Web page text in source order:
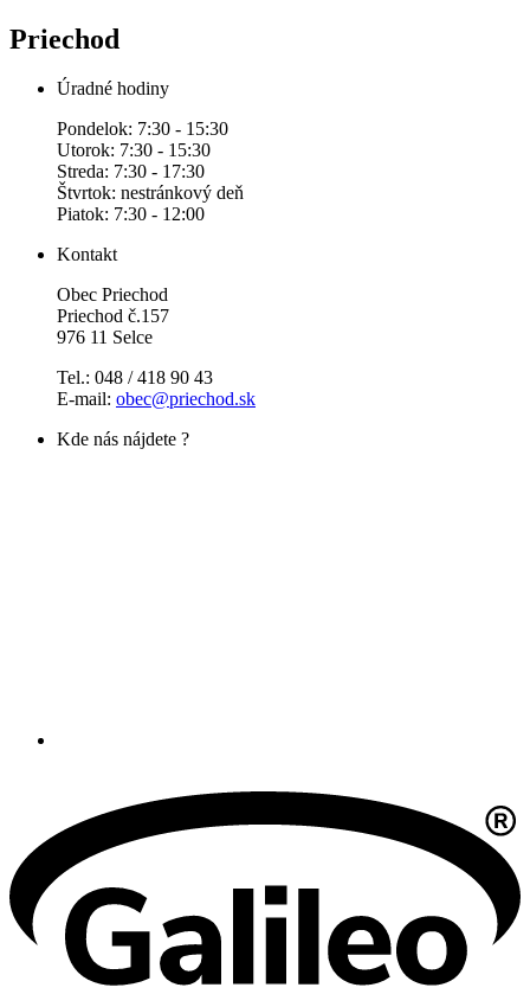
Priechod
Úradné hodiny
Pondelok: 7:30 - 15:30
Utorok: 7:30 - 15:30
Streda: 7:30 - 17:30
Štvrtok: nestránkový deň
Piatok: 7:30 - 12:00
Kontakt
Obec Priechod
Priechod č.157
976 11 Selce
Tel.: 048 / 418 90 43
E-mail: obec@priechod.sk
Kde nás nájdete ?